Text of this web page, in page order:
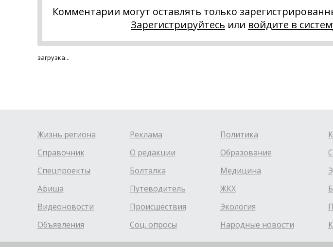
Комментарии могут оставлять только
Зарегистрируйтесь или войдите в
загрузка...
Жизнь региона
Справочник
Спецпроекты
Афиша
Видеоновости
Объявления
Реклама
О редакции
Болталка
Путеводитель
Происшествия
Соц. опросы
Политика
Образование
Медицина
ЖКХ
Экология
Народные новости